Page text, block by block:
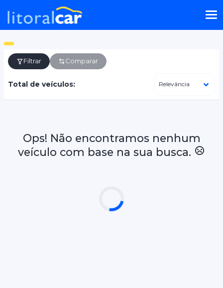
Filtrar Comparar
Total de veículos:
Ops! Não encontramos nenhum
veículo com base na sua busca.